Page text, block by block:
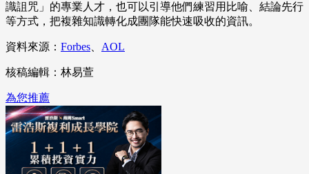
識詛咒」的專業人才，也可以引導他們練習用比喻、結論先行
等方式，把複雜知識轉化成團隊能快速吸收的資訊。
資料來源： Forbes AOL
核稿編輯：林易萱
為您推薦